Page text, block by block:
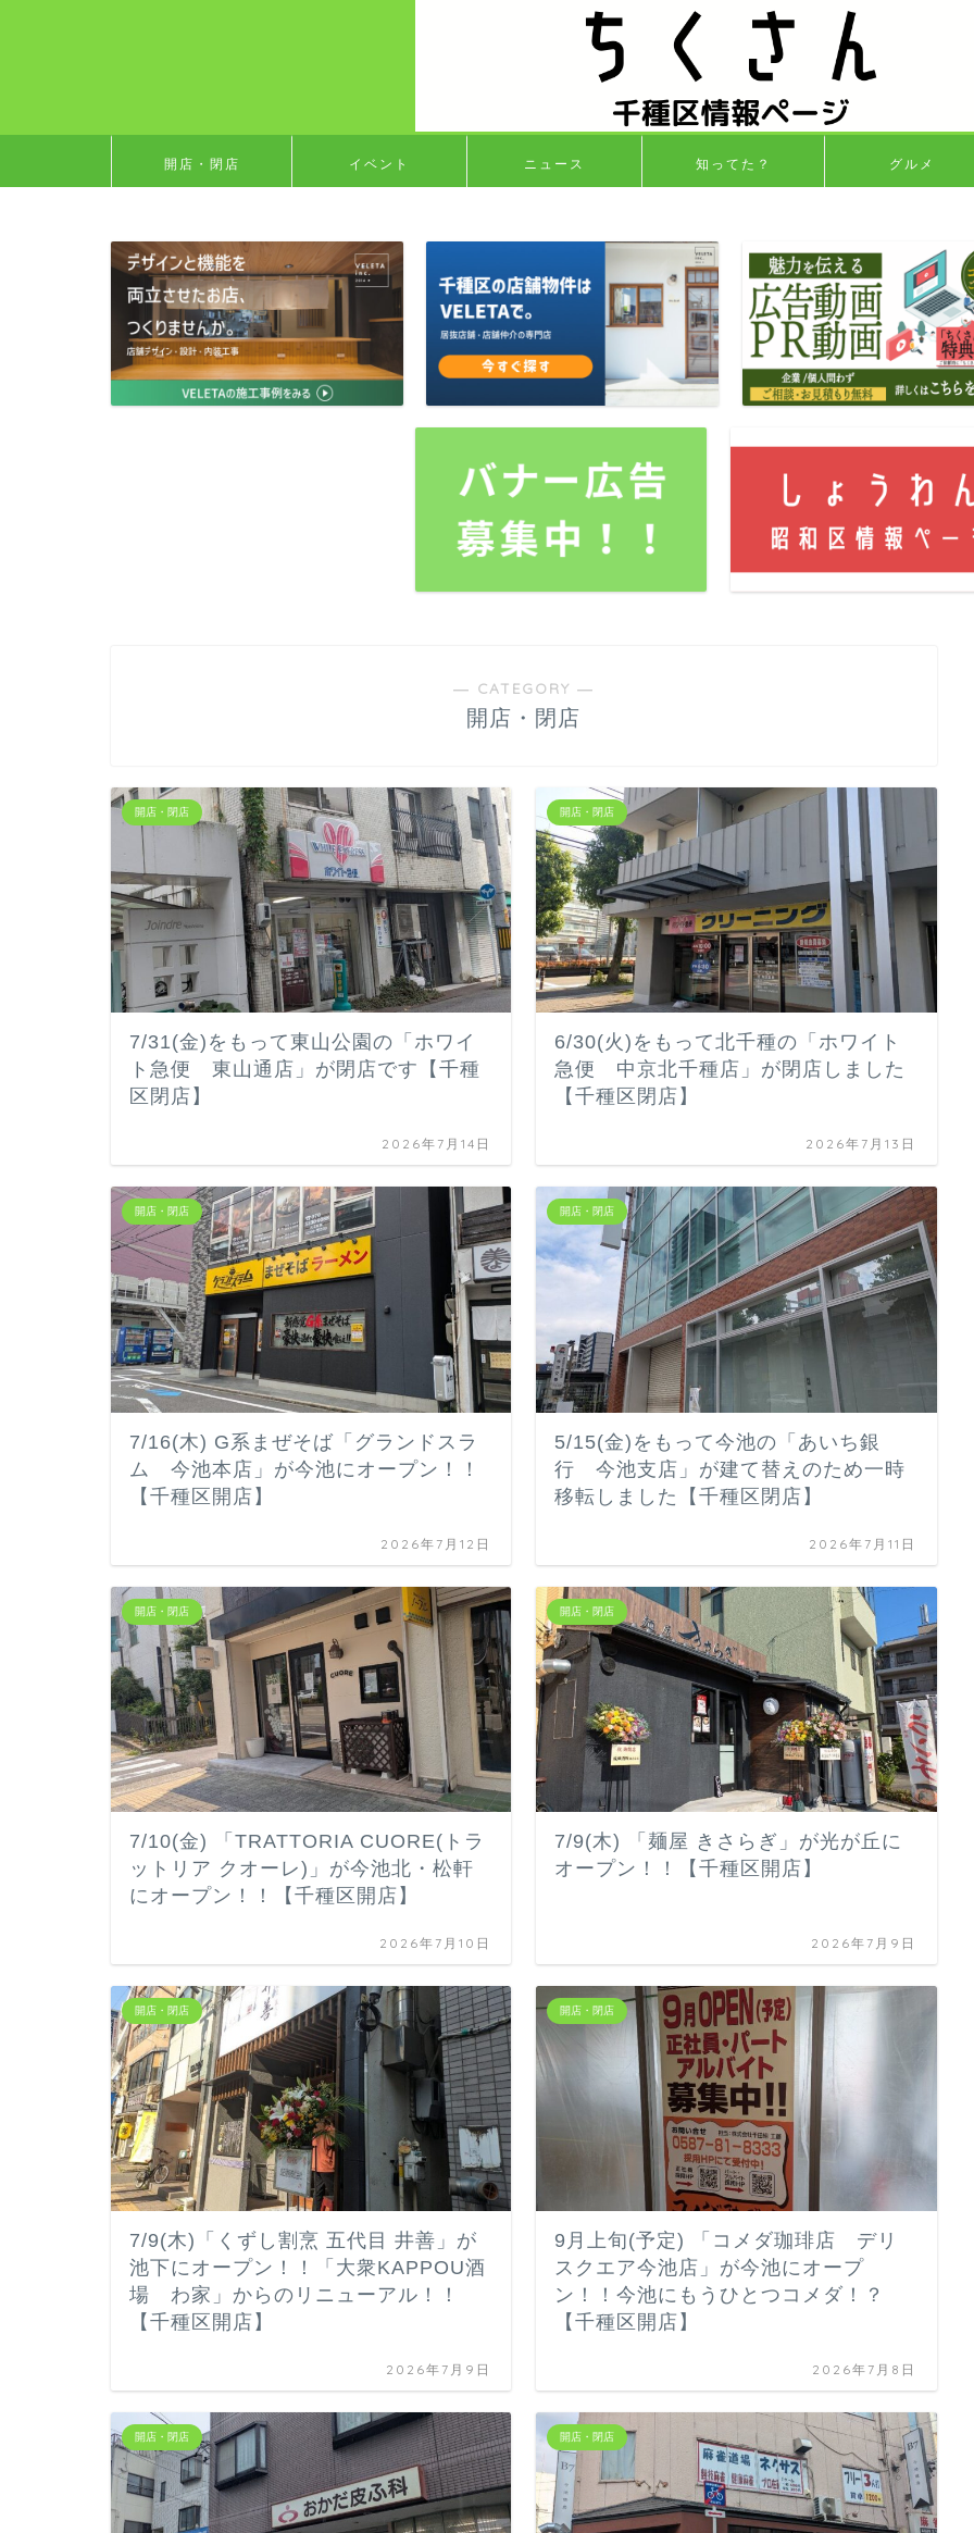
開店・閉店 イベント ニュース 知ってた？ グルメ
― CATEGORY ―
開店・閉店
開店・閉店
7/31(金)をもって東山公園の「ホワイ
ト急便 東山通店」が閉店です【千種
区閉店】
2026年7月14日
開店・閉店
6/30(火)をもって北千種の「ホワイト
急便 中京北千種店」が閉店しました
【千種区閉店】
2026年7月13日
開店・閉店
7/16(木) G系まぜそば「グランドスラ
ム 今池本店」が今池にオープン！！
【千種区開店】
2026年7月12日
開店・閉店
5/15(金)をもって今池の「あいち銀
行 今池支店」が建て替えのため一時
移転しました【千種区閉店】
2026年7月11日
開店・閉店
7/10(金) 「TRATTORIA CUORE(トラ
ットリア クオーレ)」が今池北・松軒
にオープン！！【千種区開店】
2026年7月10日
開店・閉店
7/9(木) 「麺屋 きさらぎ」が光が丘に
オープン！！【千種区開店】
2026年7月9日
開店・閉店
7/9(木)「くずし割烹 五代目 井善」が
池下にオープン！！「大衆KAPPOU酒
場 わ家」からのリニューアル！！
【千種区開店】
2026年7月9日
開店・閉店
9月上旬(予定) 「コメダ珈琲店 デリ
スクエア今池店」が今池にオープ
ン！！今池にもうひとつコメダ！？
【千種区開店】
2026年7月8日
開店・閉店 開店・閉店